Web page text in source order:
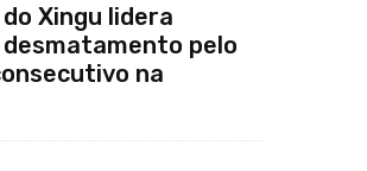
Xingu lidera
pelo
na